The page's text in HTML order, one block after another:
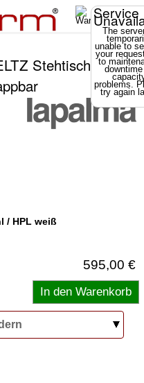
Service
The
unable to
your
to
problems.
try again
Stehtisch
/ HPL weiß
595,00 €